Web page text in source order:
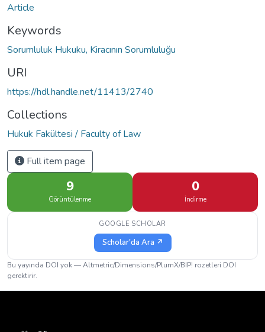
Article
Keywords
Sorumluluk Hukuku, Kiracının Sorumluluğu
URI
https://hdl.handle.net/11413/2740
Collections
Hukuk Fakültesi / Faculty of Law
Full item page
9
Görüntülenme
0
İndirme
GOOGLE SCHOLAR
Scholar'da Ara ↗
Bu yayında DOI yok — Altmetric/Dimensions/PlumX/BIP! rozetleri DOI
gerektirir.